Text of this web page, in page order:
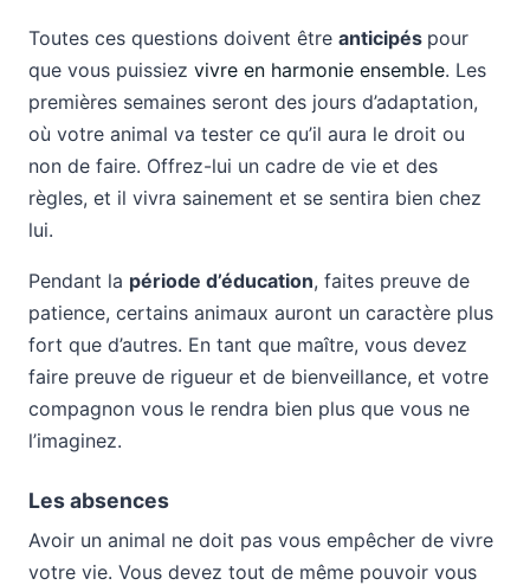
Toutes ces questions doivent être anticipés pour
que vous puissiez vivre en harmonie ensemble. Les
premières semaines seront des jours d’adaptation,
où votre animal va tester ce qu’il aura le droit ou
non de faire. Offrez-lui un cadre de vie et des
règles, et il vivra sainement et se sentira bien chez
lui.
Pendant la période d’éducation, faites preuve de
patience, certains animaux auront un caractère plus
fort que d’autres. En tant que maître, vous devez
faire preuve de rigueur et de bienveillance, et votre
compagnon vous le rendra bien plus que vous ne
l’imaginez.
Les absences
Avoir un animal ne doit pas vous empêcher de vivre
votre vie. Vous devez tout de même pouvoir vous